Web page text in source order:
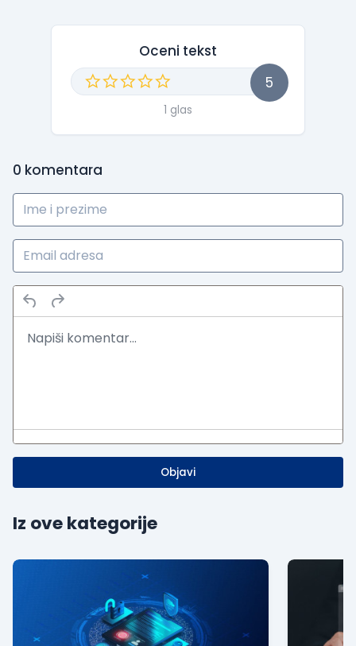
Oceni tekst
5
1 glas
0 komentara
Objavi
Iz ove kategorije